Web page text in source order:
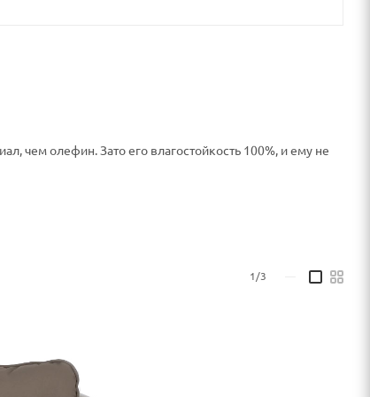
чем олефин. Зато его влагостойкость 100%, и ему не
краской.
1/3